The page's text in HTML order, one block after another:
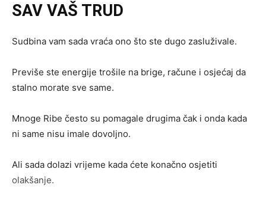
SAV VAŠ TRUD
Sudbina vam sada vraća ono što ste dugo zasluživale.
Previše ste energije trošile na brige, račune i osjećaj da
stalno morate sve same.
Mnoge Ribe često su pomagale drugima čak i onda kada
ni same nisu imale dovoljno.
Ali sada dolazi vrijeme kada ćete konačno osjetiti
olakšanje.